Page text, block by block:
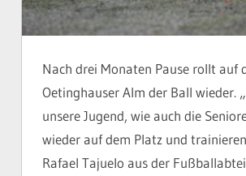
Nach drei Monaten Pause rollt auf
Oetinghauser Alm der Ball wieder.
unsere Jugend, wie auch die
wieder auf dem Platz und
Rafael Tajuelo aus der